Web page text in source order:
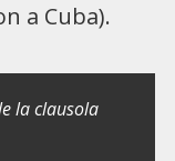
a Cuba).
la clausola